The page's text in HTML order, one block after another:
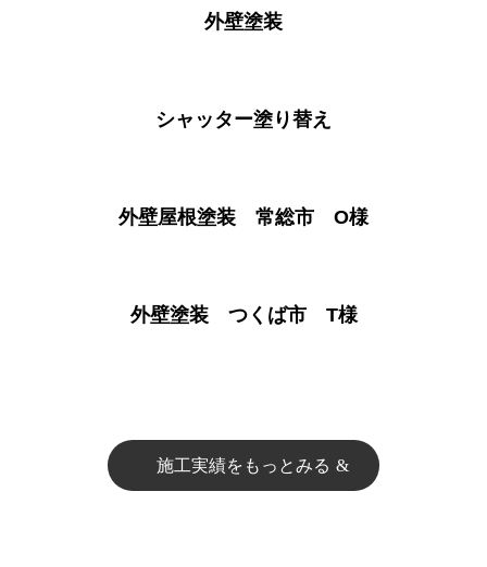
外壁塗装
シャッター塗り替え
外壁屋根塗装 常総市 O様
外壁塗装 つくば市 T様
施工実績をもっとみる